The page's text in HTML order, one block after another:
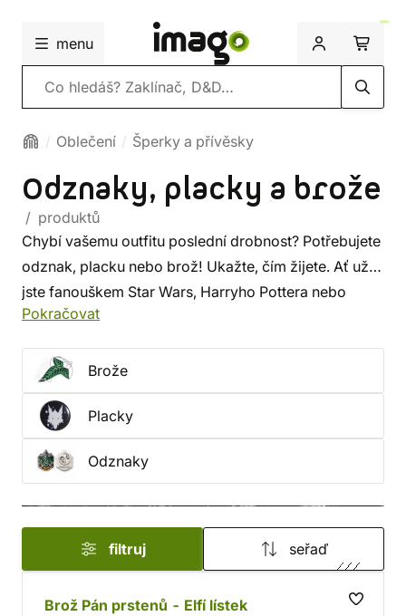
menu
Vyhledávání
Oblečení Šperky a přívěsky
Odznaky, placky a brože
/ produktů
Chybí vašemu outfitu poslední drobnost? Potřebujete
odznak, placku nebo brož! Ukažte, čím žijete. Ať už
jste fanouškem Star Wars, Harryho Pottera nebo
jiných fantasy a sci-fi světů, v této kategorii najdete
po celé dobrodružné cestě.
Pokračovat
Brože
Placky
Odznaky
filtruj seřaď
Brož Pán prstenů - Elfí lístek